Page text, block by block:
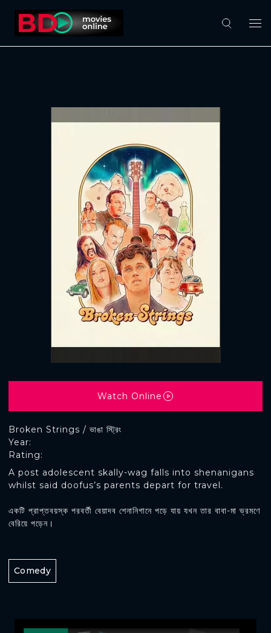
Broken Strings / ভাঙা স্ট্রিং
Rating:
Year:
A post adolescent skally-wag falls into shenanigans
whilst said doofus’s parents depart for travel.
একটি প্রাপ্তবয়স্ক পরবর্তী বেয়াদব শেনানিগানে পড়ে যায় যখন তার বাবা-মা ভ্রমণে
বেরিয়ে পড়েন।
Watch Online
Comedy